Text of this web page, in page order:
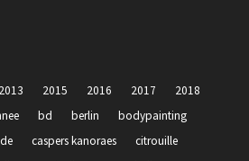
2013 2015 2016 2017
2018
bd berlin
bodypainting
caspers kanoraes
citrouille